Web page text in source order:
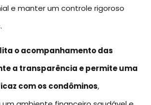
e manter um controle rigoroso
o acompanhamento das
a transparência e permite uma
com os condôminos,